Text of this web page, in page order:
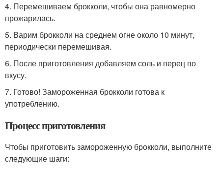
4. Перемешиваем брокколи, чтобы она равномерно
прожарилась.
5. Варим брокколи на среднем огне около 10 минут,
периодически перемешивая.
6. После приготовления добавляем соль и перец по
вкусу.
7. Готово! Замороженная брокколи готова к
употреблению.
Процесс приготовления
Чтобы приготовить замороженную брокколи, выполните
следующие шаги: